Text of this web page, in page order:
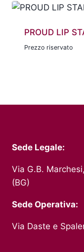
PROUD LIP
Prezzo riservato
Sede Legale:
Via G.B.
(BG)
Sede Operativa:
Via Daste e